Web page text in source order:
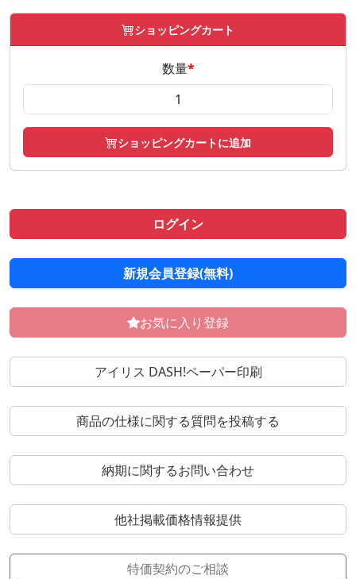
ショッピングカート
数量*
ショッピングカートに追加
ログイン
新規会員登録(無料)
お気に入り登録
アイリス DASH!ペーパー印刷
商品の仕様に関する質問を投稿する
納期に関するお問い合わせ
他社掲載価格情報提供
特価契約のご相談